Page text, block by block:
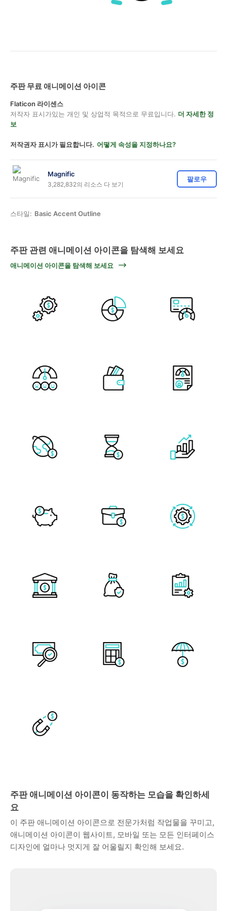
주판 무료 애니메이션 아이콘
Flaticon 라이센스
저작자 표시가있는 개인 및 상업적 목적으로 무료입니다. 더 자세한 정
보
저작권자 표시가 필요합니다. 어떻게 속성을 지정하나요?
Magnific
3,282,832의 리소스 다 보기
팔로우
스타일: Basic Accent Outline
주판 관련 애니메이션 아이콘을 탐색해 보세요
애니메이션 아이콘을 탐색해 보세요
주판 애니메이션 아이콘이 동작하는 모습을 확인하세
요
이 주판 애니메이션 아이콘으로 전문가처럼 작업물을 꾸미고,
애니메이션 아이콘이 웹사이트, 모바일 또는 모든 인터페이스
디자인에 얼마나 멋지게 잘 어울릴지 확인해 보세요.